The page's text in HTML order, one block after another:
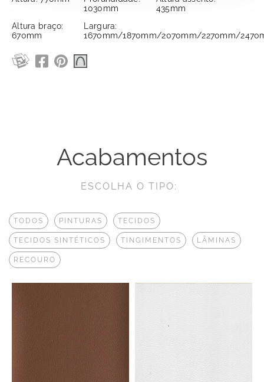
1030mm
435mm
Altura braço:
670mm
Largura:
1670mm/1870mm/2070mm/2270mm/
Acabamentos
ESCOLHA O TIPO:
TODOS PINTURAS TECIDOS
TECIDOS SINTÉTICOS TINGIMENTOS LÂMINAS
RECOURO